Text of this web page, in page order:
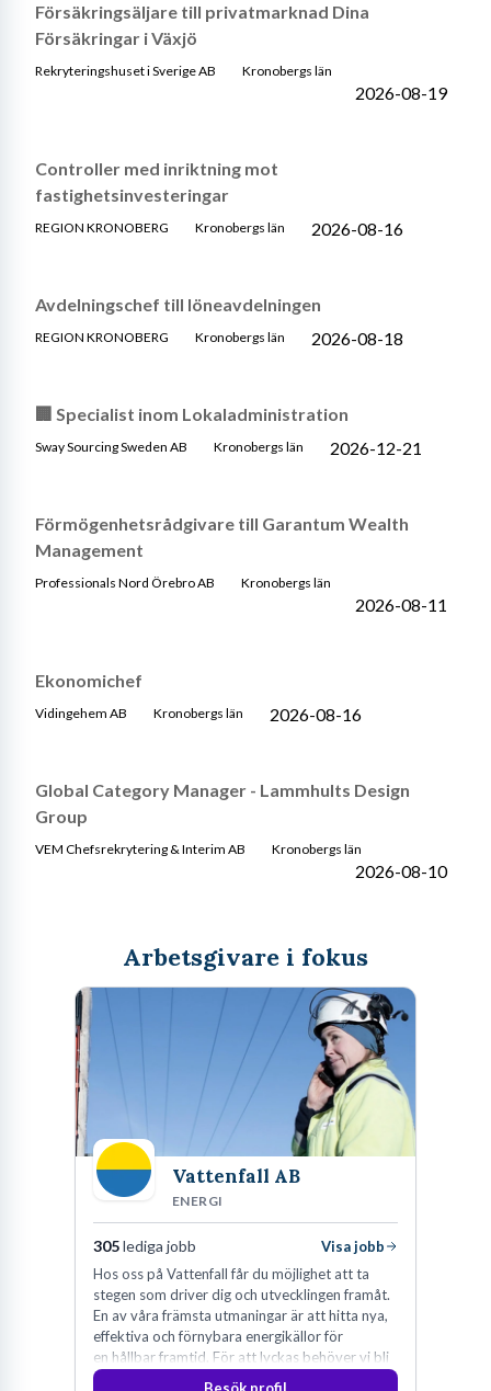
Försäkringsäljare till privatmarknad Dina
Försäkringar i Växjö
Rekryteringshuset i Sverige AB Kronobergs län
2026-08-19
Controller med inriktning mot
fastighetsinvesteringar
REGION KRONOBERG Kronobergs län 2026-08-16
Avdelningschef till löneavdelningen
REGION KRONOBERG Kronobergs län 2026-08-18
🏢 Specialist inom Lokaladministration
Sway Sourcing Sweden AB Kronobergs län 2026-12-21
Förmögenhetsrådgivare till Garantum Wealth
Management
Professionals Nord Örebro AB Kronobergs län
2026-08-11
Ekonomichef
Vidingehem AB Kronobergs län 2026-08-16
Global Category Manager - Lammhults Design
Group
VEM Chefsrekrytering & Interim AB Kronobergs län
2026-08-10
Arbetsgivare i fokus
Vattenfall AB
ENERGI
305lediga jobb
Visa jobb
Hos oss på Vattenfall får du möjlighet att ta
stegen som driver dig och utvecklingen framåt.
En av våra främsta utmaningar är att hitta nya,
effektiva och förnybara energikällor för
en hållbar framtid. För att lyckas behöver vi bli
fler medarbetare som vill göra skillnad.